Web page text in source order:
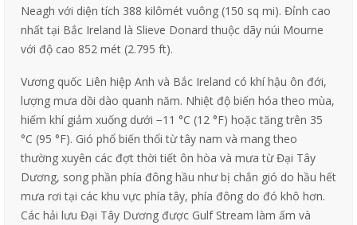
Neagh với diện tích 388 kilômét vuông (150 sq mi). Đỉnh cao
nhất tại Bắc Ireland là Slieve Donard thuộc dãy núi Mourne
với độ cao 852 mét (2.795 ft).
Vương quốc Liên hiệp Anh và Bắc Ireland có khí hậu ôn đới,
lượng mưa dồi dào quanh năm. Nhiệt độ biến hóa theo mùa,
hiếm khí giảm xuống dưới −11 °C (12 °F) hoặc tăng trên 35
°C (95 °F). Gió phổ biến thổi từ tây nam và mang theo
thường xuyên các đợt thời tiết ôn hòa và mưa từ Đại Tây
Dương, song phần phía đông hầu như bị chắn gió do hầu hết
mưa rơi tại các khu vực phía tây, phía đông do đó khô hơn.
Các hải lưu Đại Tây Dương được Gulf Stream làm ấm và